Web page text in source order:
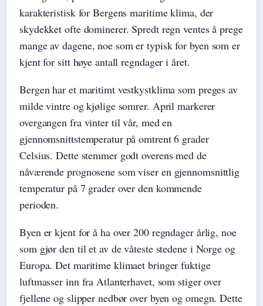
karakteristisk for Bergens maritime klima, der
skydekket ofte dominerer. Spredt regn ventes å prege
mange av dagene, noe som er typisk for byen som er
kjent for sitt høye antall regndager i året.
Bergen har et maritimt vestkystklima som preges av
milde vintre og kjølige somrer. April markerer
overgangen fra vinter til vår, med en
gjennomsnittstemperatur på omtrent 6 grader
Celsius. Dette stemmer godt overens med de
nåværende prognosene som viser en gjennomsnittlig
temperatur på 7 grader over den kommende
perioden.
Byen er kjent for å ha over 200 regndager årlig, noe
som gjør den til et av de våteste stedene i Norge og
Europa. Det maritime klimaet bringer fuktige
luftmasser inn fra Atlanterhavet, som stiger over
fjellene og slipper nedbør over byen og omegn. Dette